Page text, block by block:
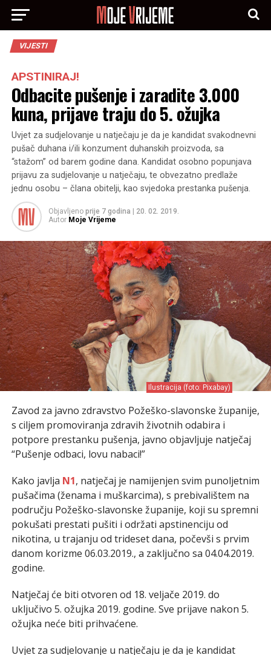
VIJESTI
APSTINIRAJ!
Odbacite pušenje i zaradite 3.000
kuna, prijave traju do 5. ožujka
Uvjet za sudjelovanje u natječaju je da je kandidat svakodnevni
pušač duhana i/ili konzument duhanskih proizvoda, sa
“stažom” od barem godine dana. Kandidat osobno popunjava
prijavu za sudjelovanje u natječaju, te obvezatno predlaže
jednu osobu – člana obitelji, kao svjedoka prestanka pušenja.
Objavljeno prije 7 godina
20. 02. 2019.
Autor Moje Vrijeme
Ilustracija (foto: Pixabay)
Zavod za javno zdravstvo Požeško-slavonske županije,
s ciljem promoviranja zdravih životnih odabira i
potpore prestanku pušenja, javno objavljuje natječaj
“Pušenje odbaci, lovu nabaci!”
Kako javlja N1, natječaj je namijenjen svim punoljetnim
pušačima (ženama i muškarcima), s prebivalištem na
području Požeško-slavonske županije, koji su spremni
pokušati prestati pušiti i održati apstinenciju od
nikotina, u trajanju od trideset dana, počevši s prvim
danom korizme 06.03.2019., a zaključno sa 04.04.2019.
godine.
Natječaj će biti otvoren od 18. veljače 2019. do
uključivo 5. ožujka 2019. godine. Sve prijave nakon 5.
ožujka neće biti prihvaćene.
Uvjet za sudjelovanje u natječaju je da je kandidat